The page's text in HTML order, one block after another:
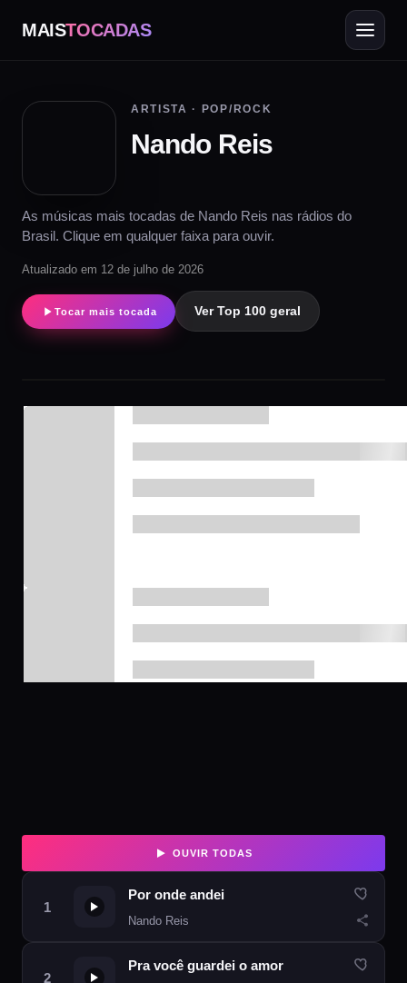
MAISTOCADAS
ARTISTA · POP/ROCK
Nando Reis
As músicas mais tocadas de Nando Reis nas rádios do
Brasil. Clique em qualquer faixa para ouvir.
Atualizado em 12 de julho de 2026
Tocar mais tocada Ver Top 100 geral
OUVIR TODAS
Por onde andei
Nando Reis
Pra você guardei o amor